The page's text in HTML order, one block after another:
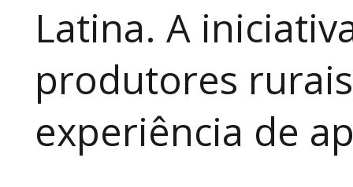
Latina. A
produtores
experiência de